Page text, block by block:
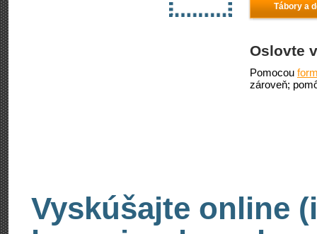
Tábory a
Oslovte
Pomocou
zároveň;
Vyskúšajte online